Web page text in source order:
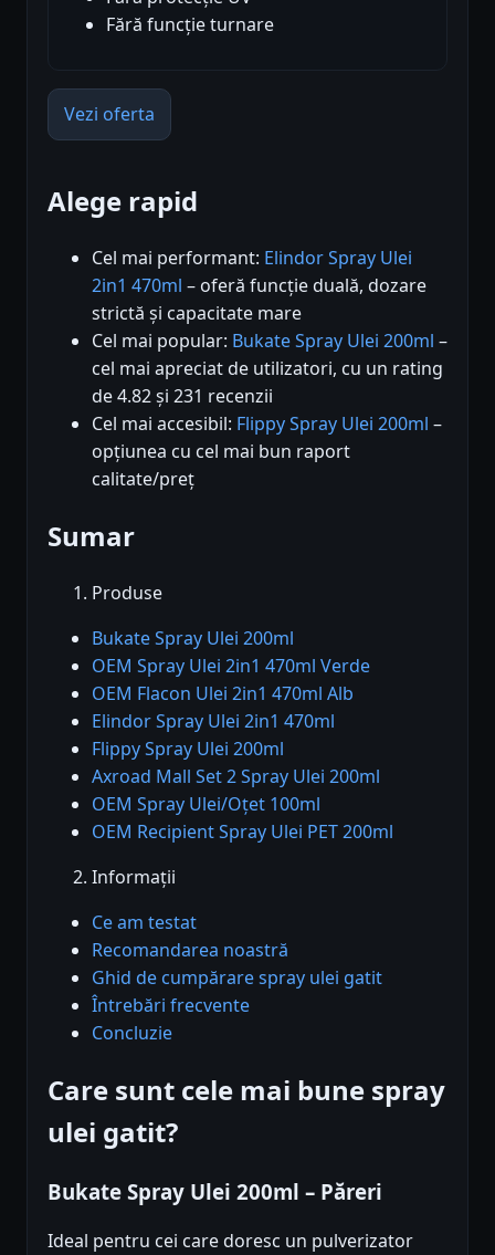
Fără funcție turnare
Vezi oferta
Alege rapid
Cel mai performant: Elindor Spray Ulei
2in1 470ml – oferă funcție duală, dozare
strictă și capacitate mare
Cel mai popular: Bukate Spray Ulei 200ml –
cel mai apreciat de utilizatori, cu un rating
de 4.82 și 231 recenzii
Cel mai accesibil: Flippy Spray Ulei 200ml –
opțiunea cu cel mai bun raport
calitate/preț
Sumar
Produse
Bukate Spray Ulei 200ml
OEM Spray Ulei 2in1 470ml Verde
OEM Flacon Ulei 2in1 470ml Alb
Elindor Spray Ulei 2in1 470ml
Flippy Spray Ulei 200ml
Axroad Mall Set 2 Spray Ulei 200ml
OEM Spray Ulei/Oțet 100ml
OEM Recipient Spray Ulei PET 200ml
Informații
Ce am testat
Recomandarea noastră
Ghid de cumpărare spray ulei gatit
Întrebări frecvente
Concluzie
Care sunt cele mai bune spray
ulei gatit?
Bukate Spray Ulei 200ml – Păreri
Ideal pentru cei care doresc un pulverizator